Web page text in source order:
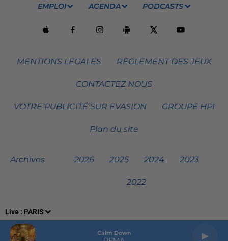
Live : PARIS
Calm Down
EMPLOI AGENDA PODCASTS
MENTIONS LEGALES RÈGLEMENT DES JEUX
CONTACTEZ NOUS
VOTRE PUBLICITÉ SUR EVASION GROUPE HPI
Plan du site
Archives 2026 2025 2024 2023
2022